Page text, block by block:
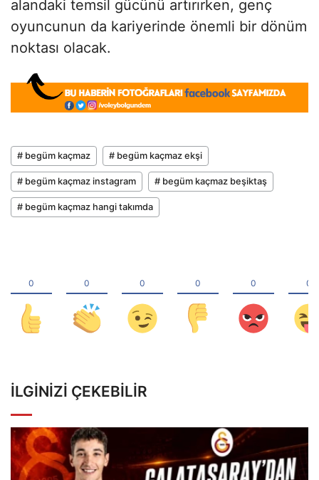
alandaki temsil gücünü artırırken, genç
oyuncunun da kariyerinde önemli bir dönüm
noktası olacak.
# begüm kaçmaz # begüm kaçmaz ekşi
# begüm kaçmaz instagram # begüm kaçmaz beşiktaş
# begüm kaçmaz hangi takımda
İLGINIZI ÇEKEBILIR